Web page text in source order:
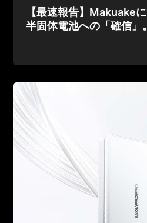
【最速報告】Makuake
半固体電池への「確信」。